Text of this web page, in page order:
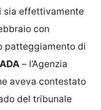
sia effettivamente
con
patteggiamento di
– l’Agenzia
aveva contestato
del tribunale